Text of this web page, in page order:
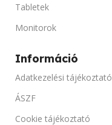
Tabletek
Monitorok
Információ
Adatkezelési tájékoztató
ÁSZF
Cookie tájékoztató